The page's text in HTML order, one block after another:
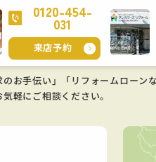
0120-454-
031
来店予約
お手伝い」「リフォームローン
気軽にご相談ください。